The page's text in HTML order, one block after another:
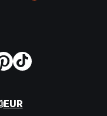
EUR